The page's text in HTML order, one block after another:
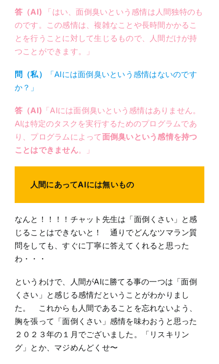
答（AI)
「はい、面倒臭いという感情は人間独特のも
のです。この感情は、複雑なことや長時間かかるこ
とを行うことに対して生じるもので、人間だけが持
つことができます。」
問（私）
「AIには面倒臭いという感情はないのです
か？」
答（AI) 「AIには面倒臭いという感情はありません。
AIは特定のタスクを実行するためのプログラムであ
り、プログラムによって面倒臭いという感情を持つ
ことはできません。」
人間にあってAIには無いもの
なんと！！！！チャット先生は「面倒くさい」と感
じることはできないと！ 通りでどんなツマラン質
問をしても、すぐに丁寧に答えてくれると思った
わ・・・
というわけで、人間がAIに勝てる事の一つは「面倒
くさい」と感じる感情だということがわかりまし
た。 これからも人間であることを忘れないよう、
胸を張って「面倒くさい」感情を味わおうと思った
２０２３年の１月でございました。「リスキリン
グ」とか、マジめんどくせ〜